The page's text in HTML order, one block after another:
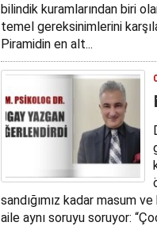
bilindik kuramlarından biri
temel gereksinimlerini
Piramidin en alt...
sandığımız kadar masum
aile aynı soruyu soruyor: